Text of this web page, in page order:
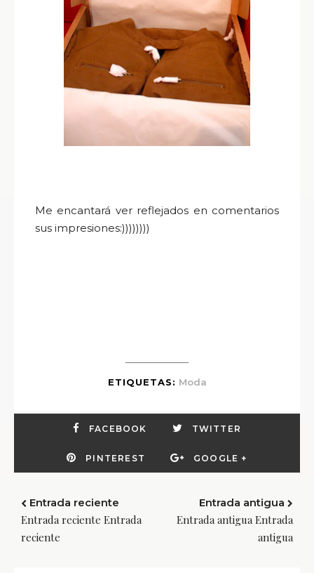
Me encantará ver reflejados en comentarios
sus impresiones:))))))))
ETIQUETAS: Moda
FACEBOOK TWITTER
PINTEREST GOOGLE +
Entrada reciente
Entrada reciente Entrada
reciente
Entrada antigua
Entrada antigua Entrada
antigua